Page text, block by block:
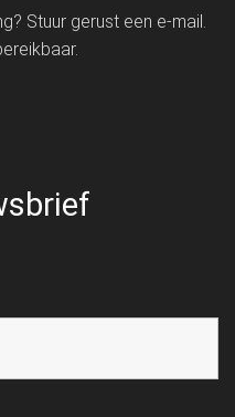
Stuur gerust een e-mail.